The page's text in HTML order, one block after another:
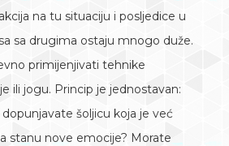
na tu situaciju i posljedice u
sa drugima ostaju mnogo duže.
primijenjivati tehnike
ili jogu. Princip je jednostavan:
šoljicu koja je već
stanu nove emocije? Morate